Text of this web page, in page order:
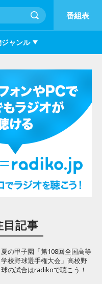
番組表
ジャンル
目記事
夏の甲子園「第108回全国高等
学校野球選手権大会」高校野
球の試合はradikoで聴こう！